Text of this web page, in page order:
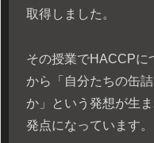
取得しました。
その授業でHACCPに
から「自分たちの缶
か」という発想が生
発点になっています。